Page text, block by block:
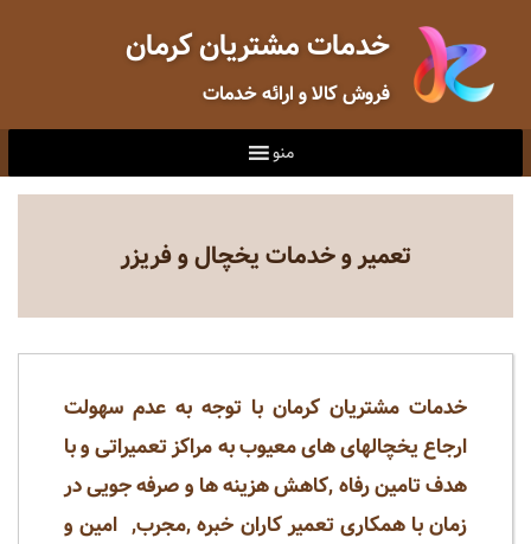
خدمات مشتریان کرمان
فروش کالا و ارائه خدمات
منو
تعمیر و خدمات یخچال و فریزر
خدمات مشتریان کرمان با توجه به عدم سهولت
ارجاع یخچالهای های معیوب به مراکز تعمیراتی وبا
هدف تامین رفاه ,کاهش هزینه ها و صرفه جویی در
زمان با همکاری تعمیر کاران خبره ,مجرب, امین و